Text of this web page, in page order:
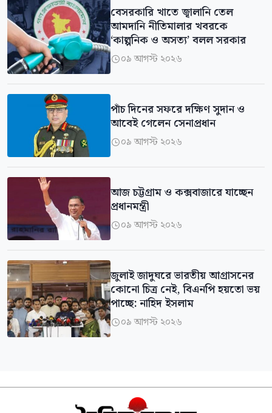
বেসরকারি খাতে জ্বালানি তেল
আমদানি নীতিমালার খবরকে
‘কাল্পনিক ও অসত্য’ বলল সরকার
০৯ আগস্ট ২০২৬
পাঁচ দিনের সফরে দক্ষিণ সুদান ও
আবেই গেলেন সেনাপ্রধান
০৯ আগস্ট ২০২৬
আজ চট্টগ্রাম ও কক্সবাজারে যাচ্ছেন
প্রধানমন্ত্রী
০৯ আগস্ট ২০২৬
জুলাই জাদুঘরে ভারতীয় আগ্রাসনের
কোনো চিত্র নেই, বিএনপি হয়তো ভয়
পাচ্ছে: নাহিদ ইসলাম
০৯ আগস্ট ২০২৬